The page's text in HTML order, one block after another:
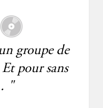
groupe de
pour sans
"